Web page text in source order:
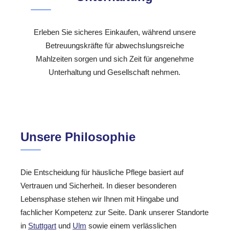
Erleben Sie sicheres Einkaufen, während unsere
Betreuungskräfte für abwechslungsreiche
Mahlzeiten sorgen und sich Zeit für angenehme
Unterhaltung und Gesellschaft nehmen.
Unsere Philosophie
Die Entscheidung für häusliche Pflege basiert auf
Vertrauen und Sicherheit. In dieser besonderen
Lebensphase stehen wir Ihnen mit Hingabe und
fachlicher Kompetenz zur Seite. Dank unserer Standorte
in Stuttgart und Ulm sowie einem verlässlichen